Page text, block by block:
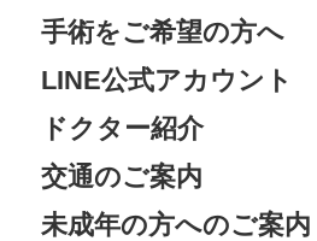
手術をご希望の方へ
LINE公式アカウント
ドクター紹介
交通のご案内
未成年の方へのご案内